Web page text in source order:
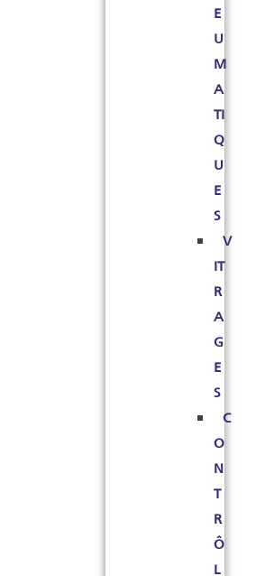
E
U
M
A
TI
Q
U
E
S
V
IT
R
A
G
E
S
C
O
N
T
R
Ô
L